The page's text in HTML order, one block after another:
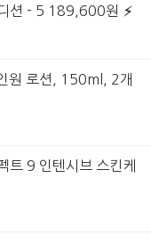
션 - 5 189,600원
원 로션, 150ml, 2개
트 9 인텐시브 스킨케